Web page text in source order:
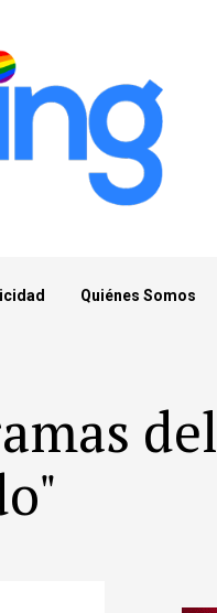
Quiénes Somos
del